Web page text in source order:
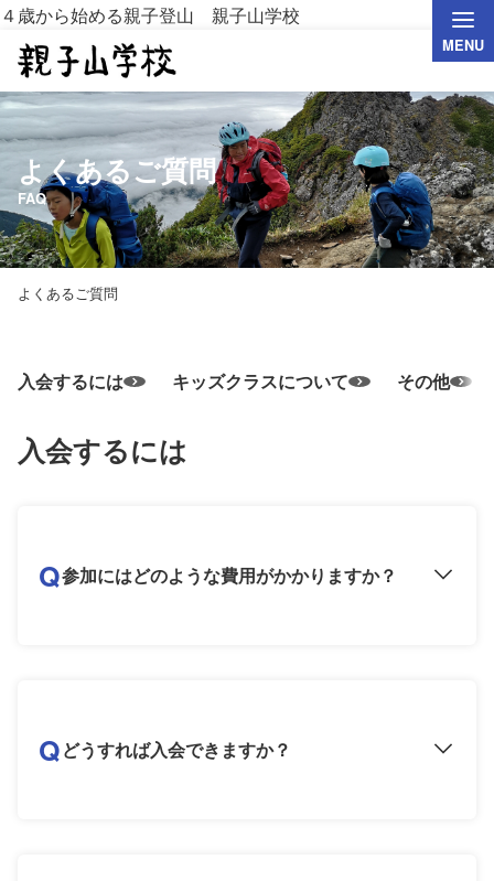
４歳から始める親子登山 親子山学校
MENU
よくあるご質問
FAQ
よくあるご質問
入会するには キッズクラスについて その他
入会するには
Q参加にはどのような費用がかかりますか？
Qどうすれば入会できますか？